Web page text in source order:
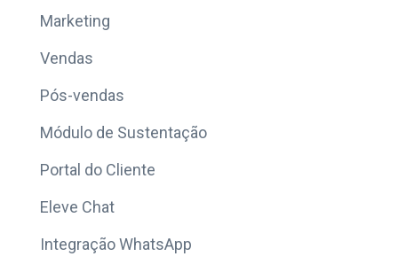
Marketing
Vendas
Pós-vendas
Módulo de Sustentação
Portal do Cliente
Eleve Chat
Integração WhatsApp